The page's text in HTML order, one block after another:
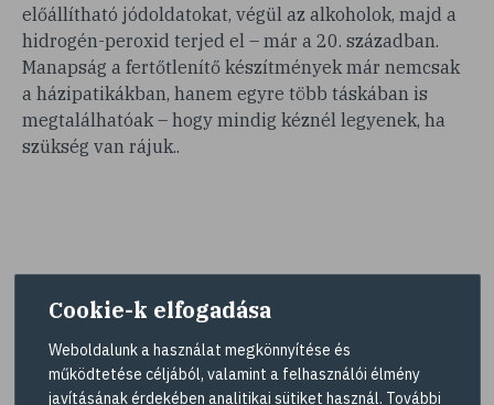
előállítható jódoldatokat, végül az alkoholok, majd a
hidrogén-peroxid terjed el – már a 20. században.
Manapság a fertőtlenítő készítmények már nemcsak
a házipatikákban, hanem egyre több táskában is
megtalálhatóak – hogy mindig kéznél legyenek, ha
szükség van rájuk..
Hasznosnak találta amit olvasott?
Tetszett a cikk? Ossza meg barátaival!
Cookie-k elfogadása
Weboldalunk a használat megkönnyítése és
működtetése céljából, valamint a felhasználói élmény
javításának érdekében analitikai sütiket használ. További